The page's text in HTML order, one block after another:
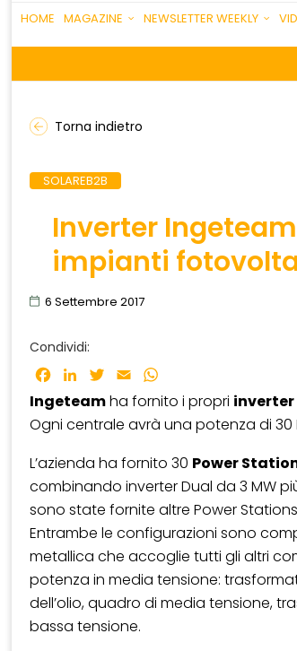
HOME MAGAZINE NEWSLETTER WEEKLY
Torna indietro
SOLAREB2B
Inverter
impianti
6 Settembre 2017
Condividi:
Facebook
LinkedInTwitter
Email
Ingeteamha fornito i propri inverter
Ogni centrale avrà una potenza di 30
L’azienda ha fornito 30 Power
combinando inverter Dual da 3 MW
sono state fornite altre Power
Entrambe le configurazioni sono
metallica che accoglie tutti gli altri
potenza in media tensione:
dell’olio, quadro di media tensione,
bassa tensione.